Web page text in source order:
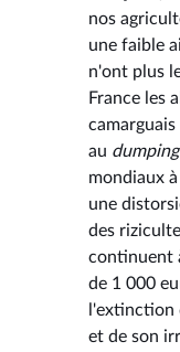
nos
une faible
n'ont plus
France les
au dumping
mondiaux
une
des
continuent
de 1 000
l'extinction
et de son